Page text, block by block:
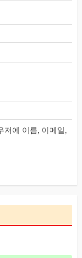
저에 이름, 이메일,